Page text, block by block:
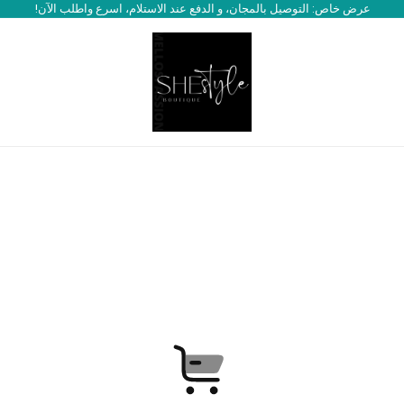
عرض خاص: التوصيل بالمجان، و الدفع عند الاستلام، اسرع واطلب الآن!